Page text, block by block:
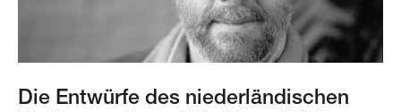
Die Entwürfe des niederländischen